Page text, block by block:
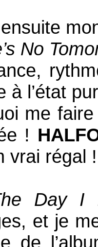
No
à l’état
me
!
vrai régal !
Day I
et je
de